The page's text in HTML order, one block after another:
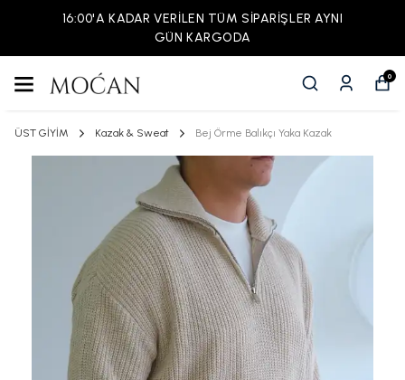
16:00'A KADAR VERİLEN TÜM SİPARİŞLER AYNI
GÜN KARGODA
0
ÜST GİYİM Kazak & Sweat Bej Örme Balıkçı Yaka Kazak